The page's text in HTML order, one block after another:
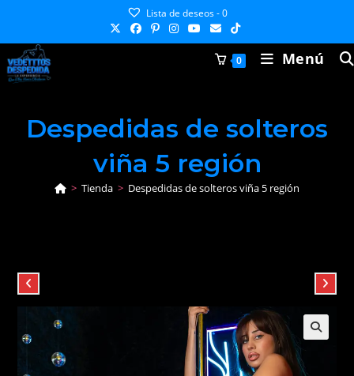
contenido
Lista de deseos -0
0 Menú
Despedidas de solteros
viña 5 región
> Tienda > Despedidas de solteros viña 5 región